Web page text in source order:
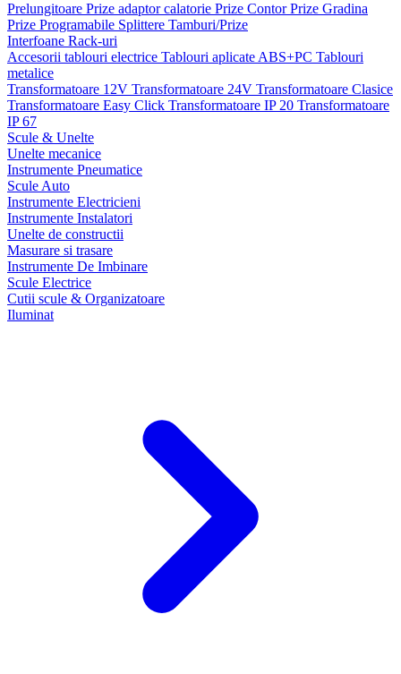
Prelungitoare Prize adaptor calatorie Prize ContorPrize Gradina
Prize Programabile Splittere Tamburi/Prize
Interfoane Rack-uri
Accesorii tablouri electrice Tablouri aplicate ABS+PC Tablouri
metalice
Transformatoare 12V Transformatoare 24V Transformatoare Clasice
Transformatoare Easy Click Transformatoare IP 20 Transformatoare
IP 67
Scule & Unelte
Unelte mecanice
Instrumente Pneumatice
Scule Auto
Instrumente Electricieni
Instrumente Instalatori
Unelte de constructii
Masurare si trasare
Instrumente De Imbinare
Scule Electrice
Cutii scule & Organizatoare
Iluminat